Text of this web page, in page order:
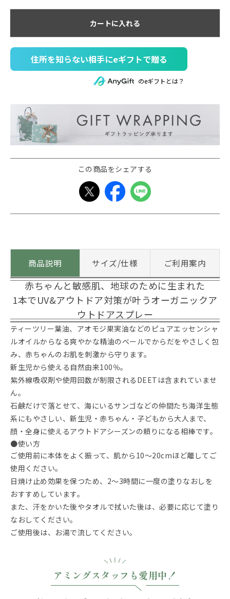
カートに入れる
住所を知らない相手にeギフトで贈る
のeギフトとは？
この商品をシェアする
商品説明 サイズ/仕様 ご利用案内
赤ちゃんと敏感肌、地球のために生まれた
1本でUV&アウトドア対策が叶うオーガニックア
ウトドアスプレー
ティーツリー葉油、アオモジ果実油などのピュアエッセンシャ
ルオイルからなる爽やかな精油のベールでからだをやさしく包
み、赤ちゃんのお肌を刺激から守ります。
新生児から使える自然由来100％。
紫外線吸収剤や使用回数が制限されるDEETは含まれていませ
ん。
石鹸だけで落とせて、海にいるサンゴなどの仲間たち海洋生態
系にもやさしい、新生児・赤ちゃん・子どもから大人まで、
顔・全身に使えるアウトドアシーズンの頼りになる相棒です。
●使い方
ご使用前に本体をよく振って、肌から10～20cmほど離してご
使用ください。
日焼け止め効果を保つため、2～3時間に一度の塗りなおしを
おすすめしています。
また、汗をかいた後やタオルで拭いた後は、必要に応じて塗り
なおしてください。
ご使用後は、お湯で流してください。
アミングスタッフも愛用中！